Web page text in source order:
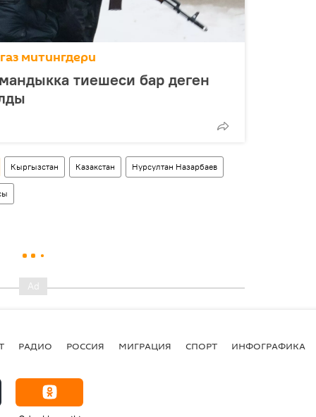
митингдери
тиешеси бар деген
Кыргызстан Казакстан Нурсултан Назарбаев
РАДИО РОССИЯ МИГРАЦИЯ СПОРТ ИНФОГРАФИКА